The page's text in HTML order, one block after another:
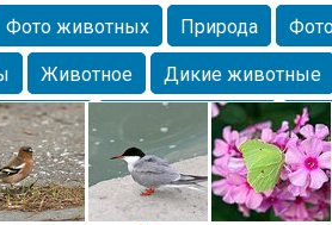
Фото животных Природа
Животное
Дикие животные
Млекопитающие
Осень Портрет
Домашние
Lebert Дикие птицы Утка